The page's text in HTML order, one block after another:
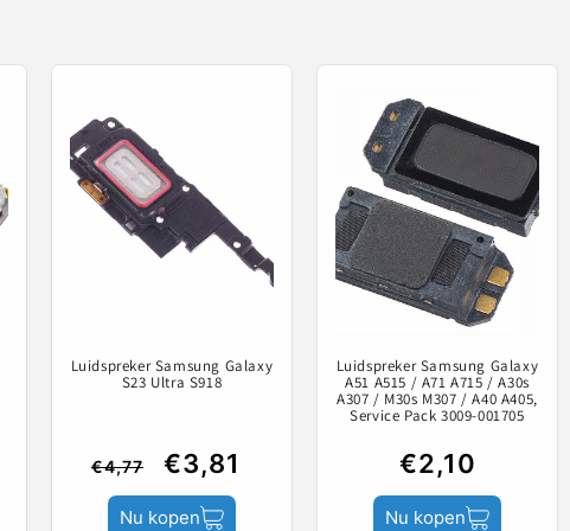
Buzzer
Aftermarket
Luidspreker Samsung Galaxy
S23 Ultra S918
€4,77 €3,81
Nu kopen
Luidspreker Samsung Galaxy
A51 A515 / A71 A715 / A30s
A307 / M30s M307 / A40 A405,
Service Pack 3009-001705
€2,10
Nu kopen